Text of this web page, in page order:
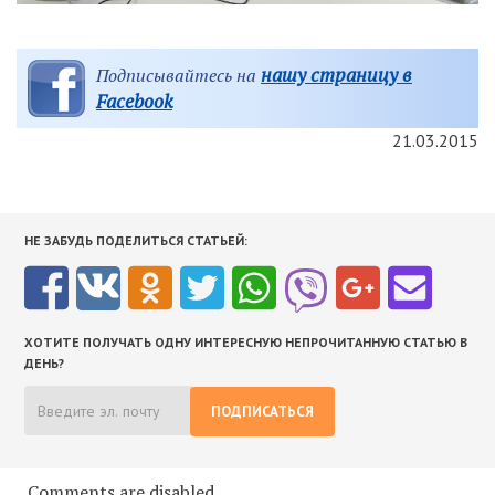
Подписывайтесь на нашу страницу в
Facebook
21.03.2015
НЕ ЗАБУДЬ ПОДЕЛИТЬСЯ СТАТЬЕЙ:
ХОТИТЕ ПОЛУЧАТЬ ОДНУ ИНТЕРЕСНУЮ НЕПРОЧИТАННУЮ СТАТЬЮ В
ДЕНЬ?
ПОДПИСАТЬСЯ